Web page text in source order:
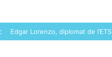
de cooperació
Edgar Lorenzo, diplomat de